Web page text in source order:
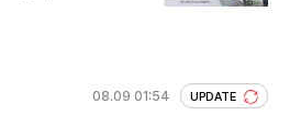
08.09 01:54 UPDATE